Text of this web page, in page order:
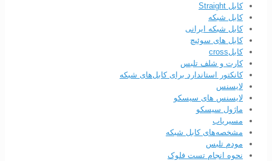
کابل Straight
کابل شبکه
کابل شبکه ایرانی
کابل های سوئیچ
کابلcross
کارت و شلف تلبس
کانکتور استاندارد برای کابل‌های شبکه
لایسنس
لایسنس های سیسکو
ماژول سیسکو
مسیریاب
مشخصه‌های کابل شبکه
مودم تلبس
نحوه انجام تست فلوک